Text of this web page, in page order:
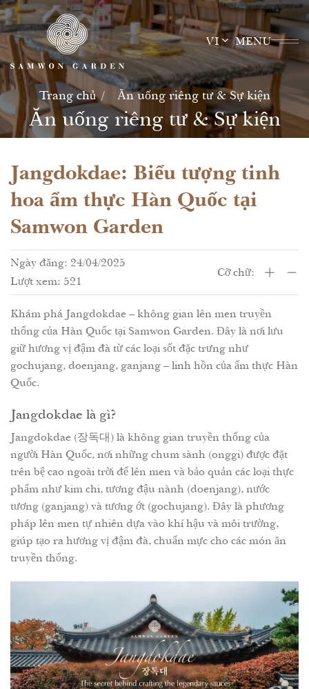
Skip
to
content
VI MENU
Trang chủ Ăn uống riêng tư & Sự kiện
Ăn uống riêng tư & Sự kiện
Jangdokdae: Biểu tượng tinh
hoa ẩm thực Hàn Quốc tại
Samwon Garden
Ngày đăng: 24/04/2025
Lượt xem: 521
Cỡ chữ:
Khám phá Jangdokdae – không gian lên men truyền
thống của Hàn Quốc tại Samwon Garden. Đây là nơi lưu
giữ hương vị đậm đà từ các loại sốt đặc trưng như
gochujang, doenjang, ganjang – linh hồn của ẩm thực Hàn
Quốc.
Jangdokdae là gì?
Jangdokdae (장독대) là không gian truyền thống của
người Hàn Quốc, nơi những chum sành (onggi) được đặt
trên bệ cao ngoài trời để lên men và bảo quản các loại thực
phẩm như kim chi, tương đậu nành (doenjang), nước
tương (ganjang) và tương ớt (gochujang). Đây là phương
pháp lên men tự nhiên dựa vào khí hậu và môi trường,
giúp tạo ra hương vị đậm đà, chuẩn mực cho các món ăn
truyền thống.